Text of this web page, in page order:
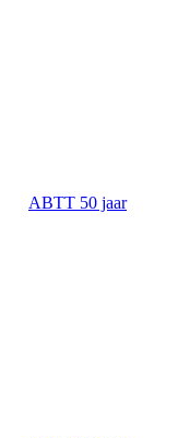
ABTT 50 jaar